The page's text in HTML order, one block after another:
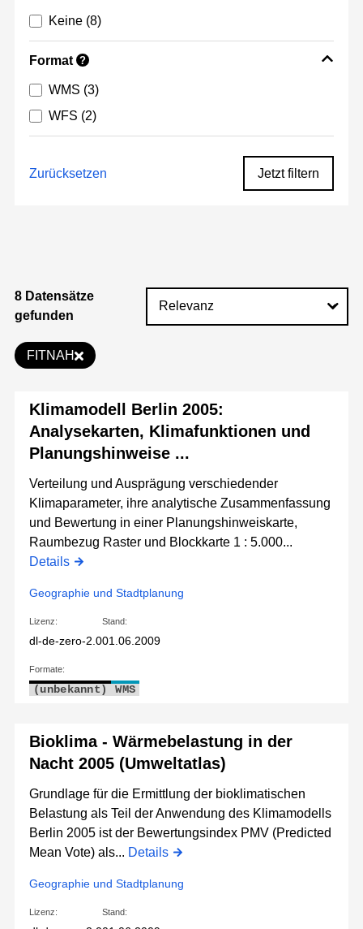
Keine (8)
Format ?
WMS (3)
WFS (2)
Zurücksetzen Jetzt filtern
8 Datensätze
gefunden
FITNAH
Klimamodell Berlin 2005:
Analysekarten, Klimafunktionen und
Planungshinweise ...
Verteilung und Ausprägung verschiedender
Klimaparameter, ihre analytische Zusammenfassung
und Bewertung in einer Planungshinweiskarte,
Raumbezug Raster und Blockkarte 1 : 5.000...
Details
Geographie und Stadtplanung
Lizenz:
dl-de-zero-2.0
Stand:
01.06.2009
Formate:
(unbekannt) WMS
Bioklima - Wärmebelastung in der
Nacht 2005 (Umweltatlas)
Grundlage für die Ermittlung der bioklimatischen
Belastung als Teil der Anwendung des Klimamodells
Berlin 2005 ist der Bewertungsindex PMV (Predicted
Mean Vote) als... Details
Geographie und Stadtplanung
Lizenz: Stand: